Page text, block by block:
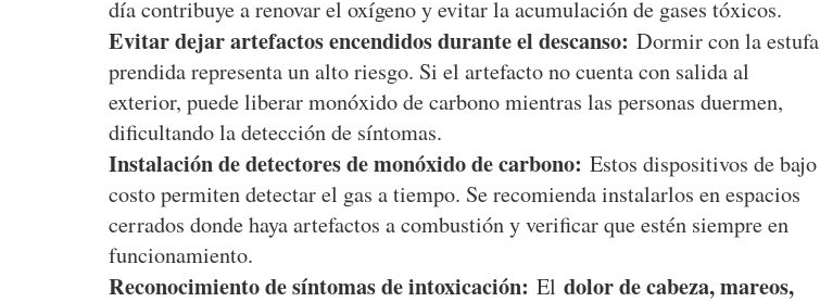
día contribuye a renovar el oxígeno y evitar la acumulación de gases tóxicos.
Evitar dejar artefactos encendidos durante el descanso: Dormir con la estufa
prendida representa un alto riesgo. Si el artefacto no cuenta con salida al
exterior, puede liberar monóxido de carbono mientras las personas duermen,
dificultando la detección de síntomas.
Instalación de detectores de monóxido de carbono: Estos dispositivos de bajo
costo permiten detectar el gas a tiempo. Se recomienda instalarlos en espacios
cerrados donde haya artefactos a combustión y verificar que estén siempre en
funcionamiento.
Reconocimiento de síntomas de intoxicación: El dolor de cabeza, mareos,